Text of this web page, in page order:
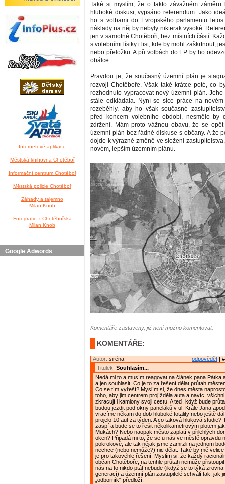
Internetové aplikace
Městská knihovna Chotěboř
Informační centrum Chotěboř
Městská policie Chotěboř
Záhady a tajemno
Milan Knob
Fotografie z Chotěbořska
Milan Knob
Google Adwords
Také si myslím, že o takto závažném
hluboké diskusi, vypsáno referendum. Jako
ho s volbami do Evropského parlamentu
náklady na něj by nebyly nikterak vysoké.
jen v samotné Chotěboři, bez místních částí.
s volebními lístky i list, kde by mohl zaškrtnout,
nebo přeložku. A při volbách do EP by ho
obálce.
Pravdou je, že současný územní plán je
rozvoji Chotěboře. Však také krátce poté, co
rozhodnuto vypracovat nový územní plán.
stále odkládala. Nyní se sice práce na
rozeběhly, aby ho však současné
před koncem volebního období, nesmělo by
zdržení. Mám proto vážnou obavu, že se
územní plán bez řádné diskuse s občany. A že
dojde k výrazné změně ve složení
novém, lepším územním plánu.
Komentáře zastaveny, již není možno komentovat.
KOMENTÁŘE:
odpovědět |
Autor: siréna
Titulek: Souhlasím...
Nedá mi to a musím reagovat na článek pana Pátka
a jen souhlasit. Co je to za řešení dělat průtah
Co se tím vyřeší? Myslím si, že dnes města
toho, aby jim centrem projížděla auta a navíc,
zkracují i kamiony svoji cestu. A teď, když bude
budou jezdit pod okny paneláků v ul. Krále Jana
vracíme někam do dob hluboké totality nebo ještě
projelo 10 aut za týden. A co taková hluková studie?
zaspí a bude se to řešit několikametrovým plotem
Mukách? Nebo naopak město zaplatí v přilehlých
oken? Připadá mi to, že se u nás ve městě opravdu
pokrokově, ale tak nějak jsme zamrzli na jednom
nechce (nebo nemůže?) nic dělat. Také by mě
je pro takovéhle řešení. Myslím si, že každý
občan Chotěboře, na tenhle průtah nemůže
nás na to nikdo ptát nebude (ikdyž se to týká
generací) a územní plán zastupitelé schválí tak, jak
„odborník“ předloží.